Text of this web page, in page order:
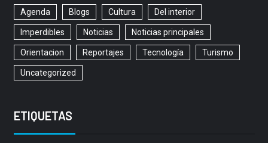
Agenda Blogs Cultura Del interior
Imperdibles Noticias Noticias principales
Orientacion Reportajes Tecnología Turismo
Uncategorized
ETIQUETAS